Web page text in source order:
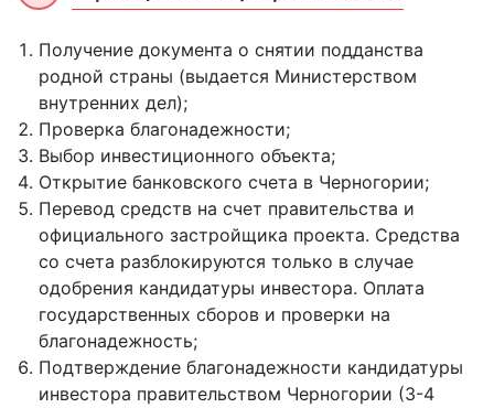
Получение документа о снятии подданства
родной страны (выдается Министерством
внутренних дел);
Проверка благонадежности;
Выбор инвестиционного объекта;
Открытие банковского счета в Черногории;
Перевод средств на счет правительства и
официального застройщика проекта. Средства
со счета разблокируются только в случае
одобрения кандидатуры инвестора. Оплата
государственных сборов и проверки на
благонадежность;
Подтверждение благонадежности кандидатуры
инвестора правительством Черногории (3-4